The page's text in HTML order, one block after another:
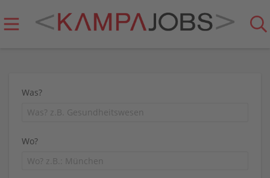
Was?
Wo?